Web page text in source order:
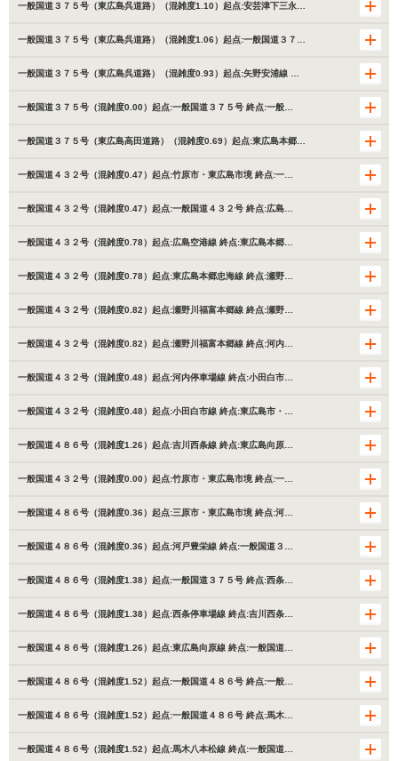
一般国道３７５号（東広島呉道路）（混雑度1.10）起点:安芸津下三永…
一般国道３７５号（東広島呉道路）（混雑度1.06）起点:一般国道３７…
一般国道３７５号（東広島呉道路）（混雑度0.93）起点:矢野安浦線 …
一般国道３７５号（混雑度0.00）起点:一般国道３７５号 終点:一般…
一般国道３７５号（東広島高田道路）（混雑度0.69）起点:東広島本郷…
一般国道４３２号（混雑度0.47）起点:竹原市・東広島市境 終点:一…
一般国道４３２号（混雑度0.47）起点:一般国道４３２号 終点:広島…
一般国道４３２号（混雑度0.78）起点:広島空港線 終点:東広島本郷…
一般国道４３２号（混雑度0.78）起点:東広島本郷忠海線 終点:瀬野…
一般国道４３２号（混雑度0.82）起点:瀬野川福富本郷線 終点:瀬野…
一般国道４３２号（混雑度0.82）起点:瀬野川福富本郷線 終点:河内…
一般国道４３２号（混雑度0.48）起点:河内停車場線 終点:小田白市…
一般国道４３２号（混雑度0.48）起点:小田白市線 終点:東広島市・…
一般国道４８６号（混雑度1.26）起点:吉川西条線 終点:東広島向原…
一般国道４３２号（混雑度0.00）起点:竹原市・東広島市境 終点:一…
一般国道４８６号（混雑度0.36）起点:三原市・東広島市境 終点:河…
一般国道４８６号（混雑度0.36）起点:河戸豊栄線 終点:一般国道３…
一般国道４８６号（混雑度1.38）起点:一般国道３７５号 終点:西条…
一般国道４８６号（混雑度1.38）起点:西条停車場線 終点:吉川西条…
一般国道４８６号（混雑度1.26）起点:東広島向原線 終点:一般国道…
一般国道４８６号（混雑度1.52）起点:一般国道４８６号 終点:一般…
一般国道４８６号（混雑度1.52）起点:一般国道４８６号 終点:馬木…
一般国道４８６号（混雑度1.52）起点:馬木八本松線 終点:一般国道…